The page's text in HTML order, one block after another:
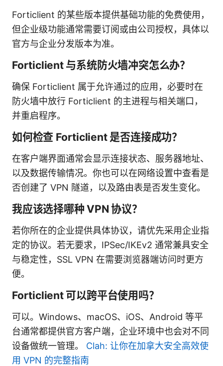
Forticlient 的某些版本提供基础功能的免费使用，
但企业级功能通常需要订阅或由公司授权，具体以
官方与企业分发版本为准。
Forticlient 与系统防火墙冲突怎么办？
确保 Forticlient 属于允许通过的应用，必要时在
防火墙中放行 Forticlient 的主进程与相关端口，
并重启程序。
如何检查 Forticlient 是否连接成功？
在客户端界面通常会显示连接状态、服务器地址、
以及数据传输情况。你也可以在网络设置中查看是
否创建了 VPN 隧道，以及路由表是否发生变化。
我应该选择哪种 VPN 协议？
若你所在的企业提供具体协议，请优先采用企业指
定的协议。若无要求，IPSec/IKEv2 通常兼具安全
与稳定性，SSL VPN 在需要浏览器端访问时更方
便。
Forticlient 可以跨平台使用吗？
可以。Windows、macOS、iOS、Android 等平
台通常都提供官方客户端，企业环境中也会对不同
设备做统一管理。 Clah: 让你在加拿大安全高效使
用 VPN 的完整指南